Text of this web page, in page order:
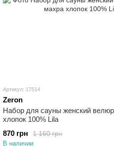
Артикул: 17514
Zeron
Набор для сауны женский
хлопок 100% Lila
1 160 грн
870 грн
В наличии